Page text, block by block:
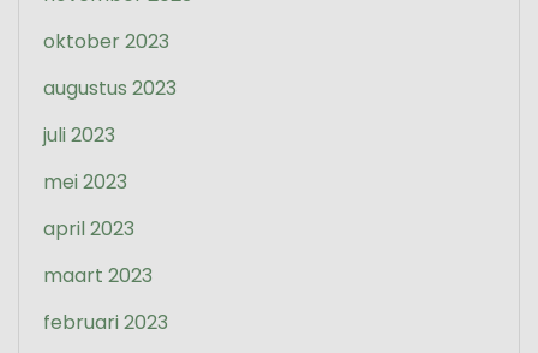
oktober 2023
augustus 2023
juli 2023
mei 2023
april 2023
maart 2023
februari 2023